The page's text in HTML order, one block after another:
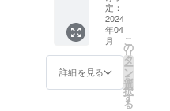
所は
メール
にてご
報告致
しま
す。
市内の
飲食店
でオフ
会を開
催しま
す！一
緒に食
べて飲
定：
2024
年04
月
詳細を見る
こ
の
リ
タ
ー
ン
を
選
択
す
る